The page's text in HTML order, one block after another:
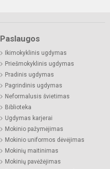
Paslaugos
Ikimokyklinis ugdymas
Priešmokyklinis ugdymas
Pradinis ugdymas
Pagrindinis ugdymas
Neformalusis švietimas
Biblioteka
Ugdymas karjerai
Mokinio pažymėjimas
Mokinio uniformos dėvėjimas
Mokinių maitinimas
Mokinių pavėžėjimas